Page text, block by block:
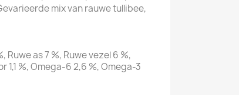
mix van rauwe tullibee,
Ruwe as 7 %, Ruwe vezel 6 %,
1,1 %, Omega-6 2,6 %, Omega-3